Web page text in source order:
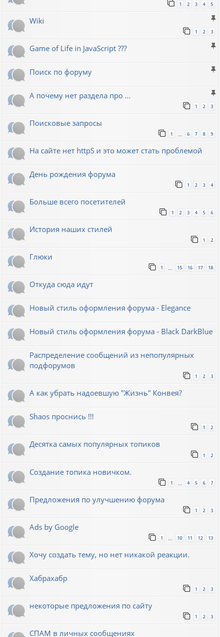
1 2 3 4 5
Wiki
1 2 3
Game of Life in JavaScript ???
Поиск по форуму
А почему нет раздела про ...
1 2 3
Поисковые запросы
1 6 7 8 9
На сайте нет httpS и это может стать проблемой
День рождения форума
1 2 3 4
Больше всего посетителей
1 2 3 4 5 6
История наших стилей
1 2
Глюки
1 … 15 16 17 18
Откуда сюда идут
Новый стиль оформления форума - Elegance
Новый стиль оформления форума - Black DarkBlue
Распределение сообщений из непопулярных
подфорумов
1 2 3
А как убрать надоевшую "Жизнь" Конвея?
Shaos проснись !!!
1 2
Десятка самых популярных топиков
1 2
Создание топика новичком.
1 4 5 6 7
Предложения по улучшению форума
1 2 3
Ads by Google
1 10 11 12 13
Хочу создать тему, но нет никакой реакции.
Хабрахабр
1 2 3
некоторые предложения по сайту
1 2 3
СПАМ в личных сообщениях